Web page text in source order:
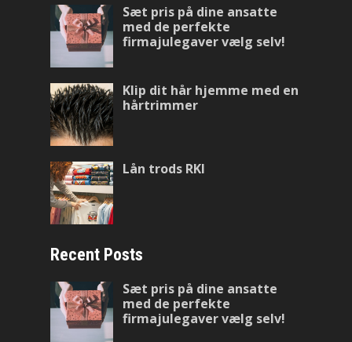
Sæt pris på dine ansatte
med de perfekte
firmajulegaver vælg selv!
Klip dit hår hjemme med en
hårtrimmer
Lån trods RKI
Recent Posts
Sæt pris på dine ansatte
med de perfekte
firmajulegaver vælg selv!